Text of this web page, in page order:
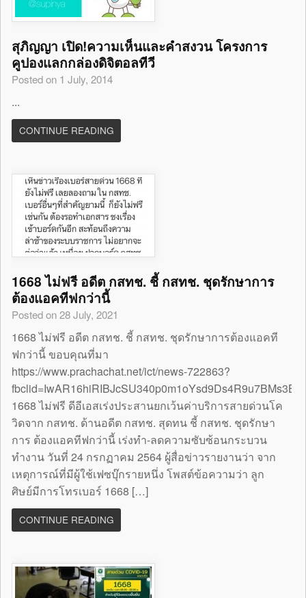
สุภิญญา เปิด!ความเห็นและคำสงวน โครงการ
คูปองแลกกล่องดิจิตอลทีวี
Posted on 1 July, 2014
...
CONTINUE READING
1668 ไม่ฟรี อดีต กสทช. ชี้ กสทช. ชุดรักษาการ
ต้องแอคทีฟกว่านี้
Posted on 28 July, 2021
1668 ไม่ฟรี อดีต กสทช. ชี้ กสทช. ชุดรักษาการต้องแอคที
ฟกว่านี้ ขอบคุณที่มา
https://www.prachachat.net/ict/news-722863?
1668 ไม่ฟรี ดีอีเอสเร่งประสานยกเว้นค่าบริการสายด่วนโค
วิดจาก กสทช. ด้านอดีต กสทช. สุดทน ชี้ กสทช. ชุดรักษา
การ ต้องแอคทีฟกว่านี้ เร่งทำ-ลดความซับซ้อนกระบวน
ทำงาน วันที่ 24 กรกฏาคม 2564 ผู้สื่อข่าวรายงานว่า จาก
เหตุการณ์ที่มีผู้ใช้เฟซบุ๊กรายหนึ่ง โพสต์ข้อความว่า ลูก
ศิษย์มีการโทรเบอร์ 1668 […]
CONTINUE READING